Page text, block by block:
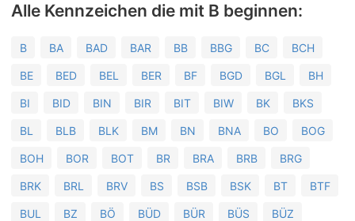
Alle Kennzeichen die mit B beginnen:
B BA BAD BAR BB BBG BC BCH
BE BED BEL BER BF BGD BGL BH
BI BID BIN BIR BIT BIW BK BKS
BL BLB BLK BM BN BNA BO BOG
BOH BOR BOT BR BRA BRB BRG
BRK BRL BRV BS BSB BSK BT BTF
BUL BZ BÖ BÜD BÜR BÜS BÜZ